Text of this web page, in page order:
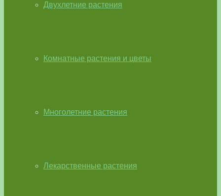
Двухлетние растения
Комнатные растения и цветы
Многолетние растения
Лекарственные растения